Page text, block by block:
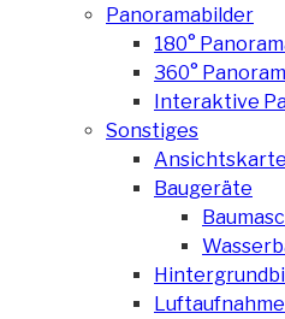
Panoramabilder
180°
360°
Interaktive
Sonstiges
Baugeräte